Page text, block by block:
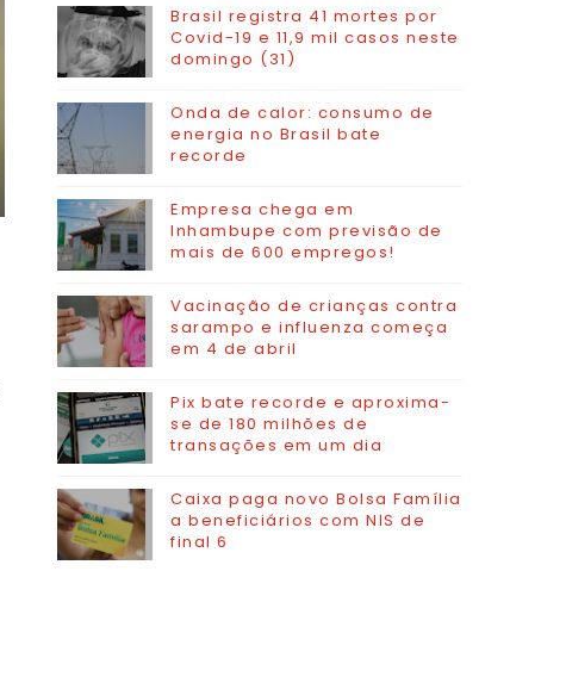
Brasil registra 41 mortes por
Covid-19 e 11,9 mil casos neste
domingo (31)
Onda de calor: consumo de
energia no Brasil bate
recorde
Empresa chega em
Inhambupe com previsão de
mais de 600 empregos!
Vacinação de crianças contra
sarampo e influenza começa
em 4 de abril
Pix bate recorde e aproxima-
se de 180 milhões de
transações em um dia
Caixa paga novo Bolsa Família
a beneficiários com NIS de
final 6